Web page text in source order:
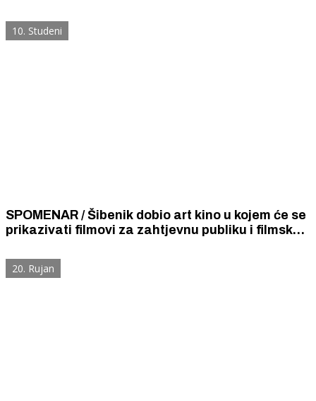
s plaćenim ulaznicama.
10. Studeni
SPOMENAR / Šibenik dobio art kino u kojem će se
prikazivati filmovi za zahtjevnu publiku i filmske
ponavljanje scena.
20. Rujan